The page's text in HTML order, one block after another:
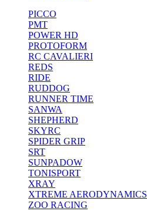
PICCO
PMT
POWER HD
PROTOFORM
RC CAVALIERI
REDS
RIDE
RUDDOG
RUNNER TIME
SANWA
SHEPHERD
SKYRC
SPIDER GRIP
SRT
SUNPADOW
TONISPORT
XRAY
XTREME AERODYNAMICS
ZOO RACING